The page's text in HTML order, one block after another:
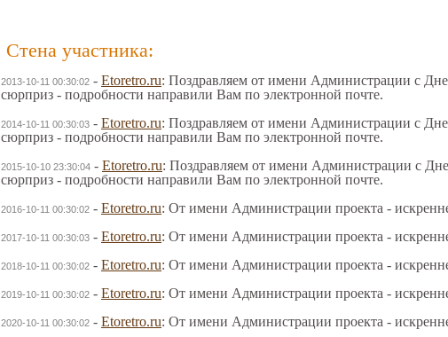
Стена участника:
2013-10-11 00:30:02 - Etoretro.ru: Поздравляем от имени Администрации с
сюрприз - подробности направили Вам по электронной почте.
2014-10-11 00:30:03 - Etoretro.ru: Поздравляем от имени Администрации с
сюрприз - подробности направили Вам по электронной почте.
2015-10-10 23:30:04 - Etoretro.ru: Поздравляем от имени Администрации с
сюрприз - подробности направили Вам по электронной почте.
2016-10-11 00:30:02 - Etoretro.ru: От имени Администрации проекта -
2017-10-11 00:30:03 - Etoretro.ru: От имени Администрации проекта -
2018-10-11 00:30:02 - Etoretro.ru: От имени Администрации проекта -
2019-10-11 00:30:02 - Etoretro.ru: От имени Администрации проекта -
2020-10-11 00:30:02 - Etoretro.ru: От имени Администрации проекта -